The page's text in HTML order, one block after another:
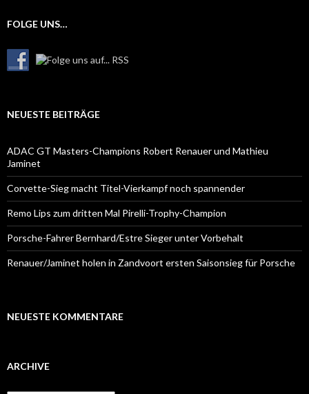
FOLGE UNS…
NEUESTE BEITRÄGE
ADAC GT Masters-Champions Robert Renauer und Mathieu
Jaminet
Corvette-Sieg macht Titel-Vierkampf noch spannender
Remo Lips zum dritten Mal Pirelli-Trophy-Champion
Porsche-Fahrer Bernhard/Estre Sieger unter Vorbehalt
Renauer/Jaminet holen in Zandvoort ersten Saisonsieg für Porsche
NEUESTE KOMMENTARE
ARCHIVE